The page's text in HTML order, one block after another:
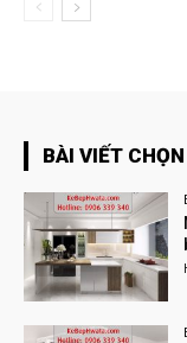
BÀI VIẾT